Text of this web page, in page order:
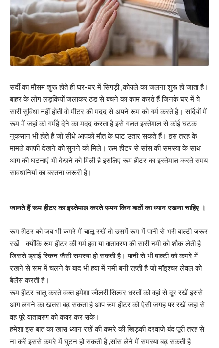
सर्दी का मौसम शुरू होते ही घर-घर में सिगड़ी ,कोयले का जलना शुरू हो जाता है।
बाहर के लोग लड़कियों जलाकर ठंड से बचने का काम करते हैं जिनके घर में ये
सारी सुविधा नहीं होती वो मीटर की मदद से अपने रूम को गर्म करते है। सर्दियों में
रूम में जहां को गर्महै देने का मदद करता है इसे गलत इस्तेमाल से कोई घटक
नुकसान भी होते हैं जो सीधे आपको मौत के घाट उतार सकते हैं। इस तरह के
मामले काफी देखने को सुनने को मिले। रूम हीटर से सांस की समस्या के साथ
आग की घटनाएं भी देखने को मिली है इसलिए रूम हीटर का इस्तेमाल करते समय
सावधानियां का बरतना जरूरी है।
जानते हैं रूम हीटर का इस्तेमाल करते समय किन बातों का ध्यान रखना चाहिए ।
रूम हीटर को जब भी कमरे में चालू रखें तो उसमें रूम में पानी से भरी बाल्टी जरूर
रखें। क्योंकि रूम हीटर की गर्म हवा या वातावरण की सारी नमी को शौक लेती है
जिससे ड्राई स्किन जैसी समस्या हो सकती है। पानी से भी बाल्टी को कमरे में
रखने से रूम में चलने के बाद भी हवा में नमी बनी रहती है जो मॉइश्चर लेवल को
बैलेंस करती है।
रूम हीटर चालू करते वक्त हमेशा ज्वैलरी सिल्वर धरतों को वहां से दूर रखें इससे
आग लगने का खतरा बढ़ सकता है आप रूम हीटर को ऐसी जगह पर रखें जहां से
वह पूरे वातावरण को कवर कर सके।
हमेशा इस बात का खास ध्यान रखें की कमरे की खिड़की दरवाजे बंद पूरी तरह से
ना करें इससे कमरे में घुटन हो सकती है ,सांस लेने में समस्या बढ़ सकती है